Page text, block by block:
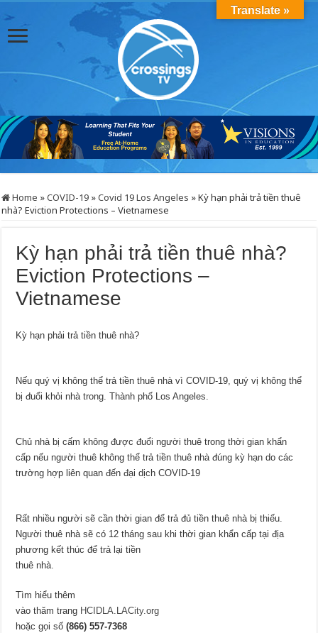
Home »COVID-19 »Covid 19 Los Angeles »Kỳ hạn phải trả tiền thuê
nhà? Eviction Protections – Vietnamese
Kỳ hạn phải trả tiền thuê nhà?
Eviction Protections –
Vietnamese
Kỳ hạn phải trả tiền thuê nhà?
Nếu quý vị không thể trả tiền thuê nhà vì COVID-19, quý vị không thể
bị đuổi khỏi nhà trong. Thành phố Los Angeles.
Chủ nhà bị cấm không được đuổi người thuê trong thời gian khẩn
cấp nếu người thuê không thể trả tiền thuê nhà đúng kỳ hạn do các
trường hợp liên quan đến đại dịch COVID-19
Rất nhiều người sẽ cần thời gian để trả đủ tiền thuê nhà bị thiếu.
Người thuê nhà sẽ có 12 tháng sau khi thời gian khẩn cấp tại địa
phương kết thúc để trả lại tiền
thuê nhà.
Tìm hiểu thêm
vào thăm trang HCIDLA.LACity.org
hoặc gọi số(866) 557-7368
Translate »